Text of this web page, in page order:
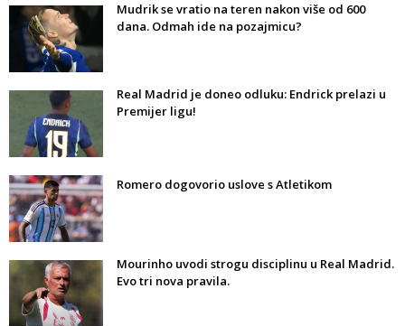
Mudrik se vratio na teren nakon više od 600
dana. Odmah ide na pozajmicu?
Real Madrid je doneo odluku: Endrick prelazi u
Premijer ligu!
Romero dogovorio uslove s Atletikom
Mourinho uvodi strogu disciplinu u Real Madrid.
Evo tri nova pravila.